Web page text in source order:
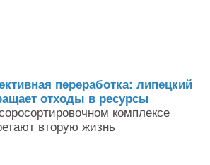
переработка: липецкий
отходы в ресурсы
комплексе
вторую жизнь